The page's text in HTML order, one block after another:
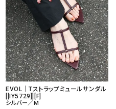
EVOL｜Tストラップミュールサンダル
[[IY5729]][F]
シルバー／M